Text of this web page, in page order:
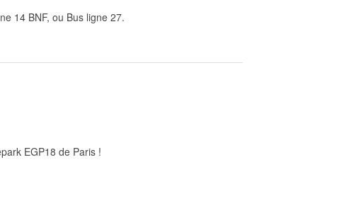
14 BNF, ou Bus ligne 27.
EGP18 de Paris !